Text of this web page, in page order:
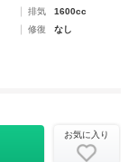
排気
1600cc
修復
なし
お気に入り